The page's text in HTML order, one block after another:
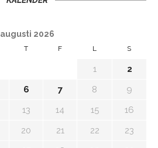
augusti 2026
T F L S
1
2
6 7 8
9
13 14 15
16
20 21 22
23